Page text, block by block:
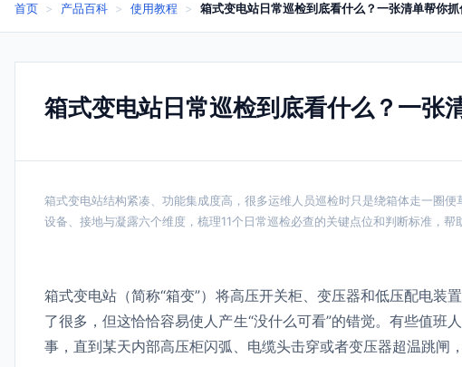
首页 > 产品百科 > 使用教程 > 箱式变电站日常巡检到底看什么？一张清单帮你抓
箱式变电站日常巡检到底看什么？一张
箱式变电站结构紧凑、功能集成度高，很多运维人员巡检时只是绕箱体走一圈
设备、接地与凝露六个维度，梳理11个日常巡检必查的关键点位和判断标准，帮
箱式变电站（简称“箱变”）将高压开关柜、变压器和低压配电装
了很多，但这恰恰容易使人产生“没什么可看”的错觉。有些值班
事，直到某天内部高压柜闪弧、电缆头击穿或者变压器超温跳闸